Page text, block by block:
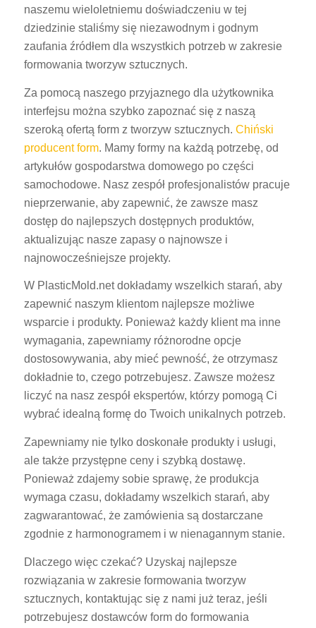
naszemu wieloletniemu doświadczeniu w tej
dziedzinie staliśmy się niezawodnym i godnym
zaufania źródłem dla wszystkich potrzeb w zakresie
formowania tworzyw sztucznych.
Za pomocą naszego przyjaznego dla użytkownika
interfejsu można szybko zapoznać się z naszą
szeroką ofertą form z tworzyw sztucznych. Chiński
producent form. Mamy formy na każdą potrzebę, od
artykułów gospodarstwa domowego po części
samochodowe. Nasz zespół profesjonalistów pracuje
nieprzerwanie, aby zapewnić, że zawsze masz
dostęp do najlepszych dostępnych produktów,
aktualizując nasze zapasy o najnowsze i
najnowocześniejsze projekty.
W PlasticMold.net dokładamy wszelkich starań, aby
zapewnić naszym klientom najlepsze możliwe
wsparcie i produkty. Ponieważ każdy klient ma inne
wymagania, zapewniamy różnorodne opcje
dostosowywania, aby mieć pewność, że otrzymasz
dokładnie to, czego potrzebujesz. Zawsze możesz
liczyć na nasz zespół ekspertów, którzy pomogą Ci
wybrać idealną formę do Twoich unikalnych potrzeb.
Zapewniamy nie tylko doskonałe produkty i usługi,
ale także przystępne ceny i szybką dostawę.
Ponieważ zdajemy sobie sprawę, że produkcja
wymaga czasu, dokładamy wszelkich starań, aby
zagwarantować, że zamówienia są dostarczane
zgodnie z harmonogramem i w nienagannym stanie.
Dlaczego więc czekać? Uzyskaj najlepsze
rozwiązania w zakresie formowania tworzyw
sztucznych, kontaktując się z nami już teraz, jeśli
potrzebujesz dostawców form do formowania